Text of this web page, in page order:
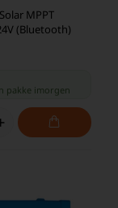
MPPT
(Bluetooth)
pakke imorgen